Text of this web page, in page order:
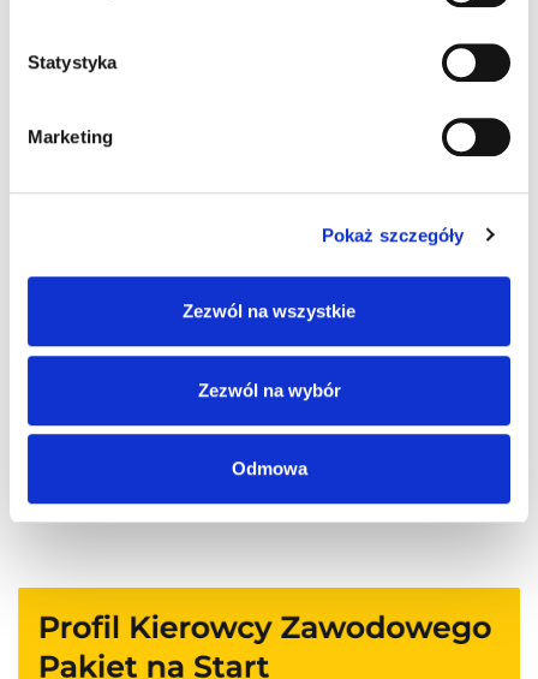
Statystyka
Marketing
Pokaż szczegóły
Zezwól na wszystkie
Zezwól na wybór
Odmowa
Możliwość komentowania została wyłączona.